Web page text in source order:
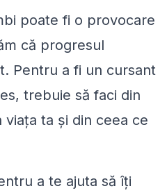
poate fi o provocare
că progresul
Pentru a fi un cursant
trebuie să faci din
ta și din ceea ce
a te ajuta să îți